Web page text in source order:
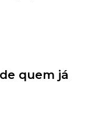
quem já